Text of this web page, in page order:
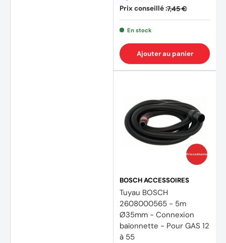
Prix conseillé :7,45 €
En stock
Ajouter au panier
Prix coûtants
BOSCH ACCESSOIRES
Tuyau BOSCH
2608000565 - 5m
Ø35mm - Connexion
baïonnette - Pour GAS 12
à 55